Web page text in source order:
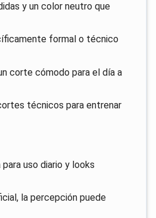
y un color neutro que
formal o técnico
corte cómodo para el día a
técnicos para entrenar
uso diario y looks
la percepción puede